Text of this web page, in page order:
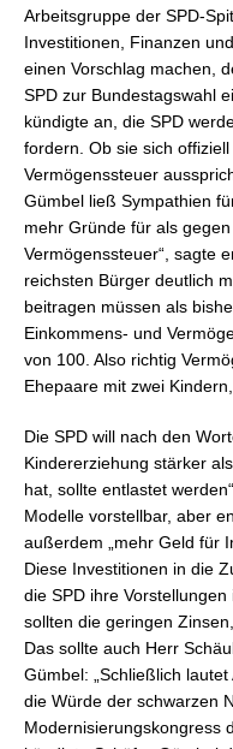
Arbeitsgruppe der SPD-
Investitionen, Finanzen
einen Vorschlag machen,
SPD zur Bundestagswahl
kündigte an, die SPD
fordern. Ob sie sich
Vermögenssteuer
Gümbel ließ Sympathien
mehr Gründe für als
Vermögenssteuer“, sagte
reichsten Bürger deutlich
beitragen müssen als
Einkommens- und
von 100. Also richtig
Ehepaare mit zwei
Die SPD will nach den
Kindererziehung stärker
hat, sollte entlastet
Modelle vorstellbar, aber
außerdem „mehr Geld für
Diese Investitionen in die
die SPD ihre
sollten die geringen
Das sollte auch Herr
Gümbel: „Schließlich
die Würde der schwarzen
Modernisierungskongress